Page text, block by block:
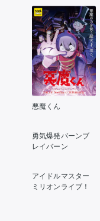
悪魔くん
勇気爆発バーンブ
レイバーン
アイドルマスター
ミリオンライブ！